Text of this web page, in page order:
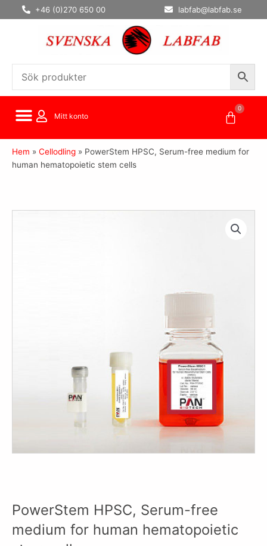
Hoppa
till
+46 (0)270 650 00 labfab@labfab.se
Mitt konto
0
Hem » Cellodling » PowerStem HPSC, Serum-free medium for
human hematopoietic stem cells
PowerStem HPSC, Serum-free
medium for human hematopoietic